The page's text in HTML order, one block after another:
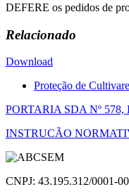
DEFERE os pedidos de
Relacionado
Download
Proteção de
Navegação
de
Post
PORTARIA SDA Nº
INSTRUCÃO
CNPJ: 43.195.312/0001-00